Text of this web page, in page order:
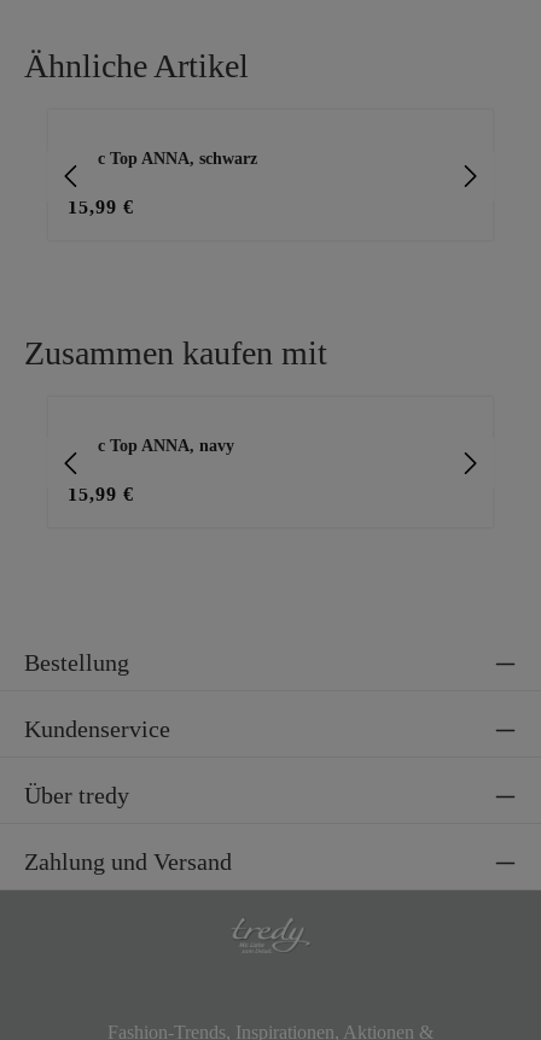
Ähnliche Artikel
Basic Top ANNA, schwarz
15,99 €
Zusammen kaufen mit
Basic Top ANNA, navy
15,99 €
Bestellung
Kundenservice
Über tredy
Zahlung und Versand
Fashion-Trends, Inspirationen, Aktionen &